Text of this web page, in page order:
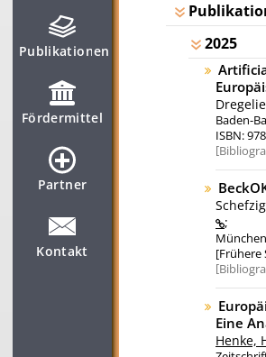
Publikationen
Fördermittel
Partner
Kontakt
2025
Baden-
ISBN:
;
[Frühere
Eine
Henke,